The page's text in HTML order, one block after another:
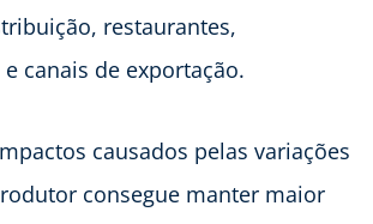
restaurantes,
canais de exportação.
causados pelas variações
consegue manter maior